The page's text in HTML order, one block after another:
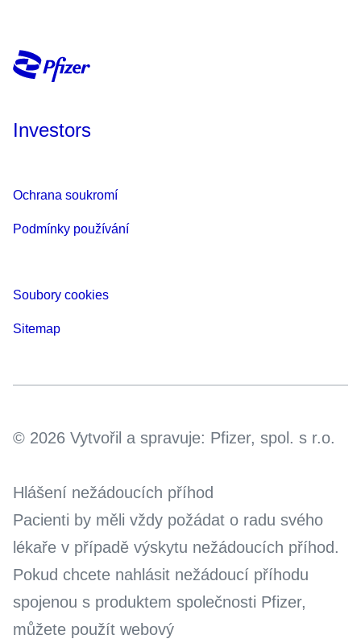
Investors
Ochrana soukromí
Podmínky používání
Soubory cookies
Sitemap
© 2026 Vytvořil a spravuje: Pfizer, spol. s r.o.
Hlášení nežádoucích příhod
Pacienti by měli vždy požádat o radu svého
lékaře v případě výskytu nežádoucích příhod.
Pokud chcete nahlásit nežádoucí příhodu
spojenou s produktem společnosti Pfizer,
můžete použít webový